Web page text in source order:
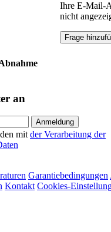
Ihre E-Mail-
nicht
an
mitder Verarbeitung der
Garantiebedingungen
Kontakt Cookies-